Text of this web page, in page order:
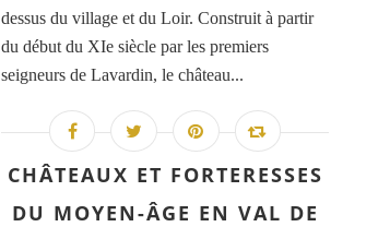
dessus du village et du Loir. Construit à partir
du début du XIe siècle par les premiers
seigneurs de Lavardin, le château...
CHÂTEAUX ET FORTERESSES
DU MOYEN-ÂGE EN VAL DE